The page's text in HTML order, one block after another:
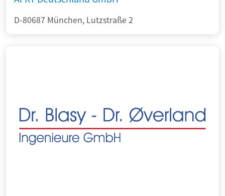
D-80687 München, Lutzstraße 2